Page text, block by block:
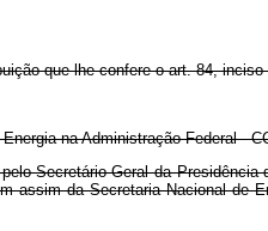
que lhe confere o art. 84,
na Administração Federal -
Secretário-Geral da
assim da Secretaria Nacional de